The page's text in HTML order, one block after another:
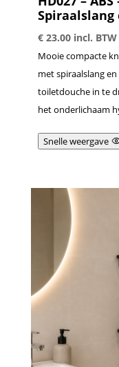
Spiraalslang
€23.00 incl. BTW
Mooie compacte
met spiraalslang
toiletdouche in te
het onderlichaam
Snelle weergave